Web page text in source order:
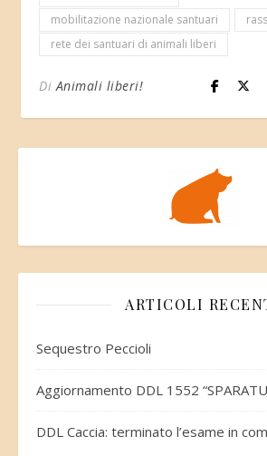
mobilitazione nazionale santuari
rete dei santuari di animali liberi
DiAnimali liberi!
ARTICOLI
Sequestro Peccioli
Aggiornamento DDL 1552
DDL Caccia: terminato l’esame in